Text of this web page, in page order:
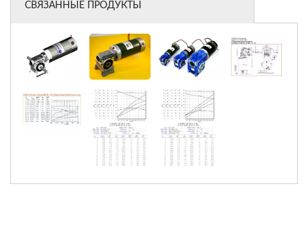
СВЯЗАННЫЕ ПРОДУКТЫ